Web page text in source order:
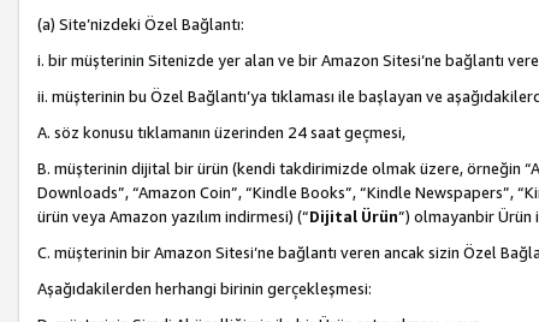
(a) Site’nizdeki Özel Bağlantı:
i. bir müşterinin Sitenizde yer alan ve bir Amazon Sitesi’ne bağlantı
ii. müşterinin bu Özel Bağlantı’ya tıklaması ile başlayan ve
A. söz konusu tıklamanın üzerinden 24 saat geçmesi,
B. müşterinin dijital bir ürün (kendi takdirimizde olmak üzere, örneğin
Downloads”, “Amazon Coin”, “Kindle Books”, “Kindle Newspapers”,
ürün veya Amazon yazılım indirmesi) (“Dijital Ürün”) olmayanbir Ürün
C. müşterinin bir Amazon Sitesi’ne bağlantı veren ancak sizin Özel
Aşağıdakilerden herhangi birinin gerçekleşmesi: